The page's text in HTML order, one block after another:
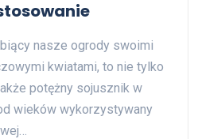
nasze ogrody swoimi
kwiatami, to nie tylko
potężny sojusznik w
wieków wykorzystywany